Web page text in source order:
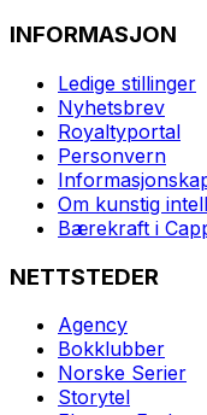
INFORMASJON
Ledige stillinger
Nyhetsbrev
Royaltyportal
Personvern
Om kunstig
Bærekraft i
NETTSTEDER
Agency
Bokklubber
Norske Serier
Storytel